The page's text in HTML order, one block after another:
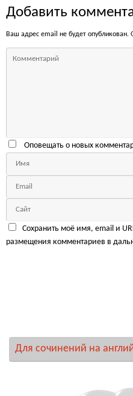
Добавить
Ваш адрес email не будет опубликован.
Оповещать о новых
Сохранить моё имя, email и
размещения комментариев в
Для сочинений на